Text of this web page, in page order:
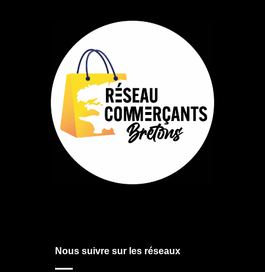
Nous suivre sur les réseaux